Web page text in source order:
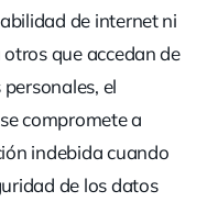
de internet ni
que accedan de
el
compromete a
indebida cuando
de los datos